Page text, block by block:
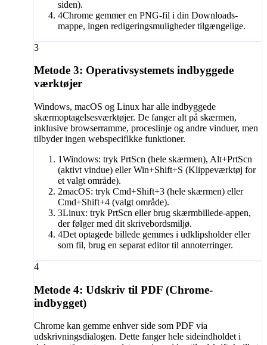
siden).
4Chrome gemmer en PNG-fil i din Downloads-
mappe, ingen redigeringsmuligheder tilgængelige.
3
Metode 3: Operativsystemets indbyggede
værktøjer
Windows, macOS og Linux har alle indbyggede
skærmoptagelsesværktøjer. De fanger alt på skærmen,
inklusive browserramme, proceslinje og andre vinduer, men
tilbyder ingen webspecifikke funktioner.
1Windows: tryk PrtScn (hele skærmen), Alt+PrtScn
(aktivt vindue) eller Win+Shift+S (Klippeværktøj for
et valgt område).
2macOS: tryk Cmd+Shift+3 (hele skærmen) eller
Cmd+Shift+4 (valgt område).
3Linux: tryk PrtScn eller brug skærmbillede-appen,
der følger med dit skrivebordsmiljø.
4Det optagede billede gemmes i udklipsholder eller
som fil, brug en separat editor til annoterringer.
4
Metode 4: Udskriv til PDF (Chrome-
indbygget)
Chrome kan gemme enhver side som PDF via
udskrivningsdialogen. Dette fanger hele sideindholdet i